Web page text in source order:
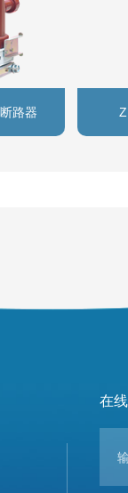
路器
在